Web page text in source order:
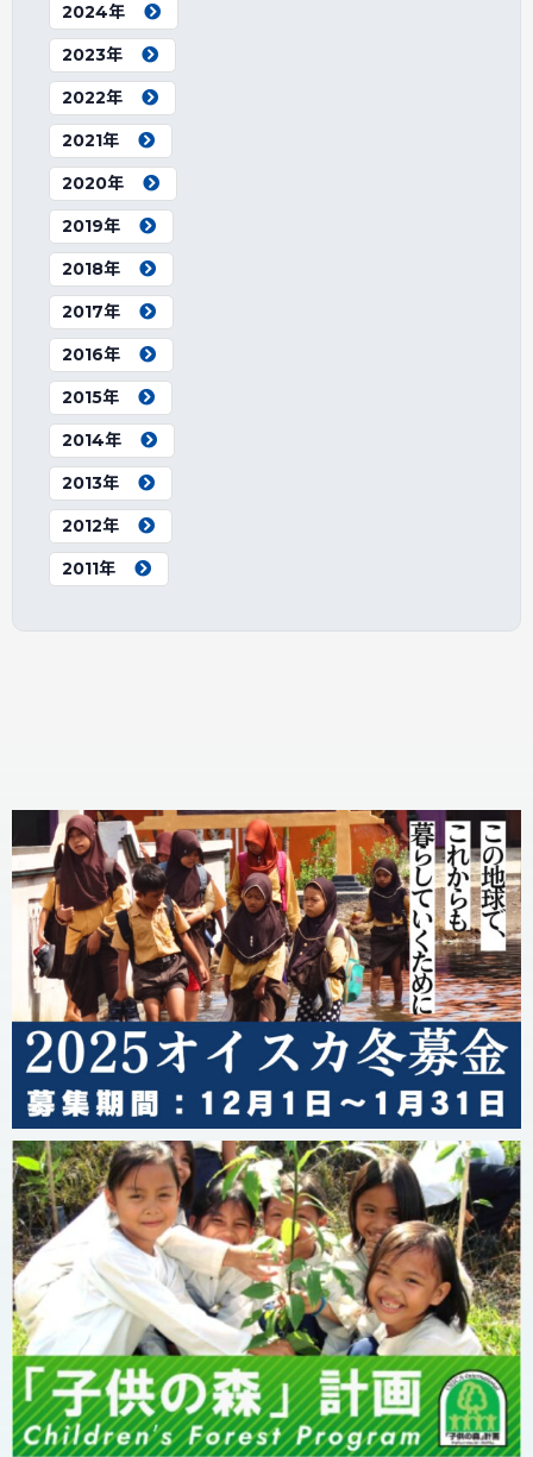
2024年
2023年
2022年
2021年
2020年
2019年
2018年
2017年
2016年
2015年
2014年
2013年
2012年
2011年